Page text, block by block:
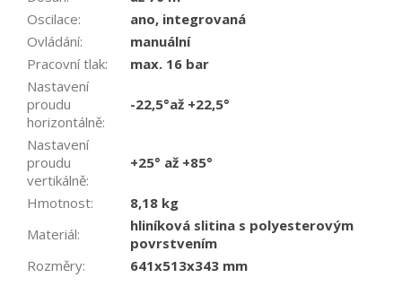
Oscilace:
ano, integrovaná
Ovládání:
manuální
Pracovní tlak:
max. 16 bar
Nastavení
proudu
horizontálně:
-22,5°až +22,5°
Nastavení
proudu
vertikálně:
+25° až +85°
Hmotnost:
8,18 kg
Materiál:
hliníková slitina s polyesterovým
povrstvením
Rozměry: 641x513x343 mm